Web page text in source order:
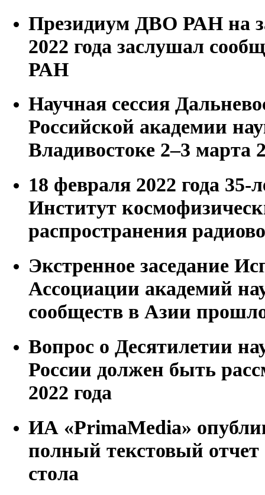
Президиум ДВО РАН на
2022 года заслушал
РАН
Научная сессия
Российской академии
Владивостоке 2–3 марта
18 февраля 2022 года 35-
Институт
распространения
Экстренное заседание
Ассоциации академий
сообществ в Азии
Вопрос о Десятилетии
России должен быть
2022 года
ИА «PrimaMedia»
полный текстовый отчет
стола